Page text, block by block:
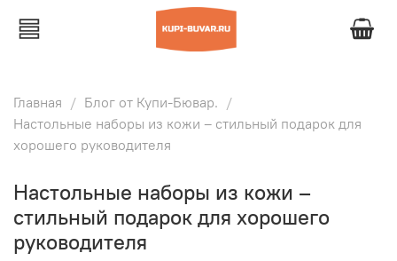
Главная
Блог от Купи-Бювар.
Настольные наборы из кожи – стильный подарок для
хорошего руководителя
Настольные наборы из кожи –
стильный подарок для хорошего
руководителя